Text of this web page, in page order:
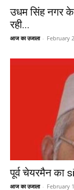
उधम सिंह नगर के
रही...
आज का उजाला - February
पूर्व चेयरमैन का
आज का उजाला - February